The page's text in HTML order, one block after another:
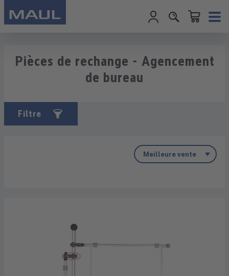
Le panier
Pièces de rechange - Agencement
de bureau
Filtre